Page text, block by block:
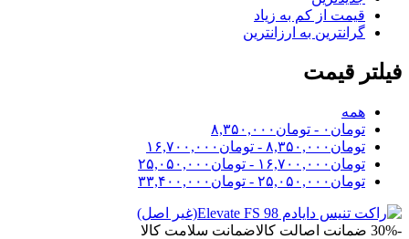
قیمت از کم به زیاد
گرانترین به ارزانترین
فیلتر قیمت
همه
تومان ۰ - تومان ۸,۳۵۰,۰۰۰
تومان ۸,۳۵۰,۰۰۰ - تومان ۱۶,۷۰۰,۰۰۰
تومان ۱۶,۷۰۰,۰۰۰ - تومان ۲۵,۰۵۰,۰۰۰
تومان ۲۵,۰۵۰,۰۰۰ - تومان ۳۳,۴۰۰,۰۰۰
-30% ضمانت اصالت کالاضمانت سلامت کالا